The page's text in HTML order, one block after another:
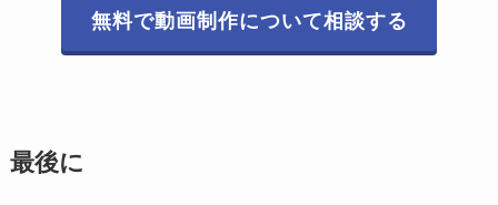
無料で動画制作について相談する
最後に